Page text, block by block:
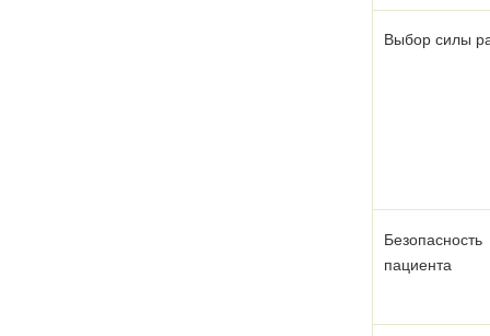
Выбор силы
Безопасность
пациента